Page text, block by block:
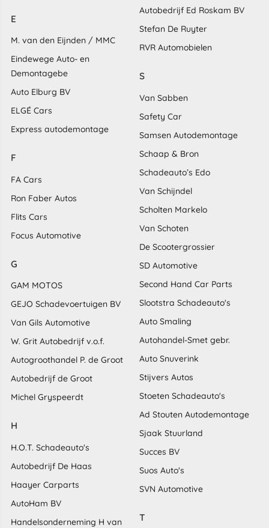
E
M. van den Eijnden / MMC
Eindewege Auto- en
Demontagebe
Auto Elburg BV
ELGÉ Cars
Express autodemontage
F
FA Cars
Ron Faber Autos
Flits Cars
Focus Automotive
G
GAM MOTOS
GEJO Schadevoertuigen BV
Van Gils Automotive
W. Grit Autobedrijf v.o.f.
Autogroothandel P. de Groot
Autobedrijf de Groot
Michel Gryspeerdt
H
H.O.T. Schadeauto's
Autobedrijf De Haas
Haayer Carparts
AutoHam BV
Handelsonderneming H van
Autobedrijf Ed Roskam BV
Stefan De Ruyter
RVR Automobielen
S
Van Sabben
Safety Car
Samsen Autodemontage
Schaap & Bron
Schadeauto’s Edo
Van Schijndel
Scholten Markelo
Van Schoten
De Scootergrossier
SD Automotive
Second Hand Car Parts
Slootstra Schadeauto's
Auto Smaling
Autohandel-Smet gebr.
Auto Snuverink
Stijvers Autos
Stoeten Schadeauto's
Ad Stouten Autodemontage
Sjaak Stuurland
Succes BV
Suos Auto's
SVN Automotive
T